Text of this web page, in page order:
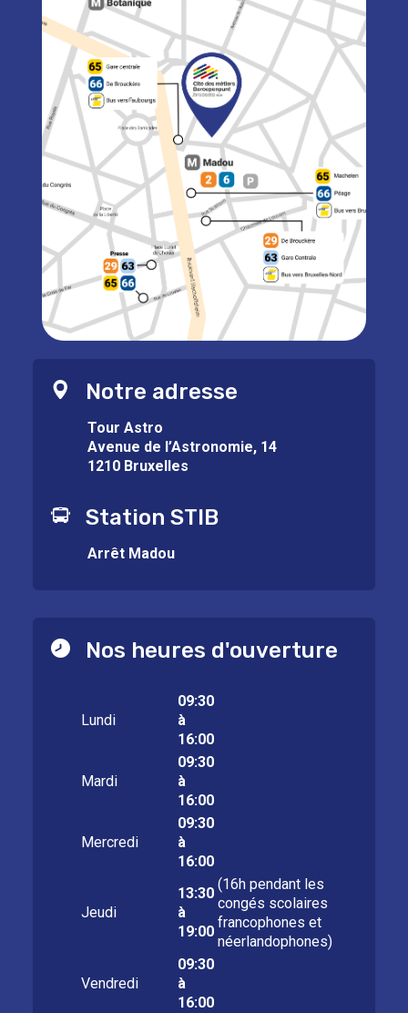
Notre adresse
Tour Astro
Avenue de l’Astronomie, 14
1210 Bruxelles
Station STIB
Arrêt Madou
Nos heures d'ouverture
Lundi
09:30
à
16:00
Mardi
09:30
à
16:00
Mercredi
09:30
à
16:00
Jeudi
13:30
à
19:00
(16h pendant les
congés scolaires
francophones et
néerlandophones)
Vendredi
09:30
à
16:00